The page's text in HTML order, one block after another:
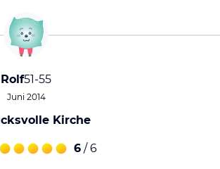
Rolf51-55
Juni 2014
Kirche
6 / 6